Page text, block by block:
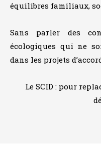
équilibres familiaux,
Sans parler des
écologiques qui ne
dans les projets
Le SCID : pour